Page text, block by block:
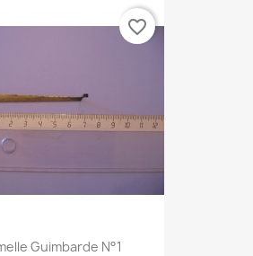
Guimbarde N°1
favorite_border